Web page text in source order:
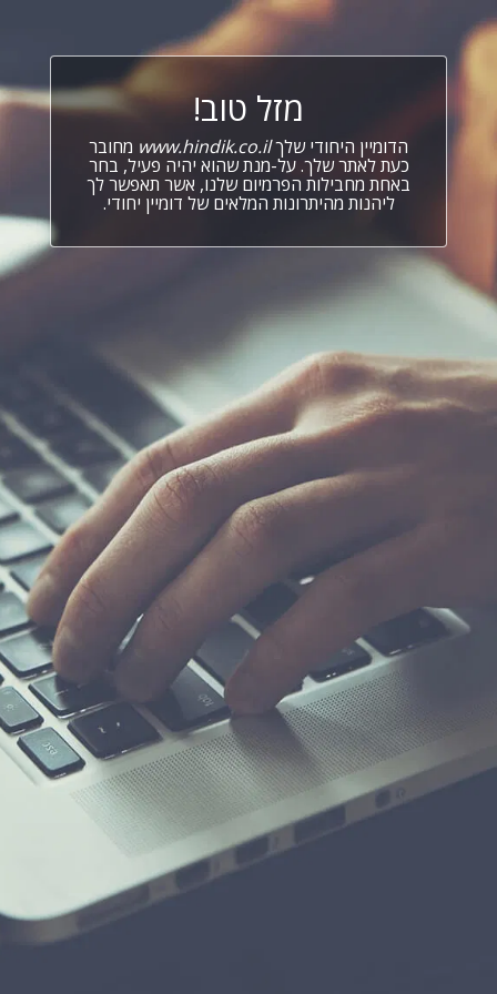
מזל טוב!
הדומיין היחודי שלךwww.hindik.co.il מחובר
כעת לאתר שלך. על-מנת שהוא יהיה פעיל, בחר
באחת מחבילות הפרמיום שלנו, אשר תאפשר לך
ליהנות מהיתרונות המלאים של דומיין יחודי.